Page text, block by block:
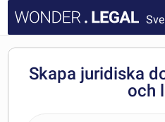
Skapa juridiska
och